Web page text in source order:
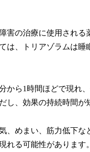
害の治療に使用され
は、トリアゾラムは
から1時間ほどで現
し、効果の持続時間
、めまい、筋力低下
れる可能性がありま